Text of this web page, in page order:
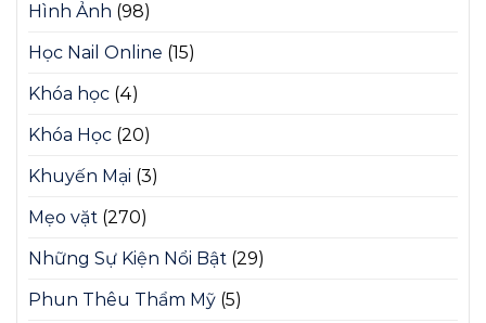
Hình Ảnh (98)
Học Nail Online (15)
Khóa học (4)
Khóa Học (20)
Khuyến Mại (3)
Mẹo vặt (270)
Những Sự Kiện Nổi Bật (29)
Phun Thêu Thẩm Mỹ (5)